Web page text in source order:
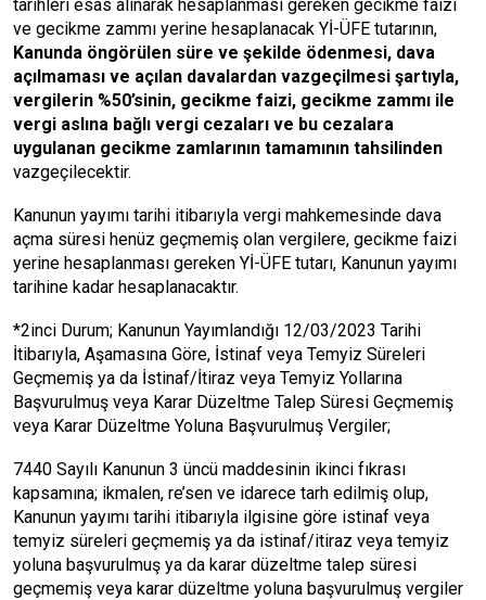
tarihleri esas alınarak hesaplanması gereken gecikme faizi
ve gecikme zammı yerine hesaplanacak Yİ-ÜFE tutarının,
Kanunda öngörülen süre ve şekilde ödenmesi, dava
açılmaması ve açılan davalardan vazgeçilmesi şartıyla,
vergilerin %50’sinin, gecikme faizi, gecikme zammı ile
vergi aslına bağlı vergi cezaları ve bu cezalara
uygulanan gecikme zamlarının tamamının tahsilinden
vazgeçilecektir.
Kanunun yayımı tarihi itibarıyla vergi mahkemesinde dava
açma süresi henüz geçmemiş olan vergilere, gecikme faizi
yerine hesaplanması gereken Yİ-ÜFE tutarı, Kanunun yayımı
tarihine kadar hesaplanacaktır.
*2inci Durum; Kanunun Yayımlandığı 12/03/2023 Tarihi
İtibarıyla, Aşamasına Göre, İstinaf veya Temyiz Süreleri
Geçmemiş ya da İstinaf/İtiraz veya Temyiz Yollarına
Başvurulmuş veya Karar Düzeltme Talep Süresi Geçmemiş
veya Karar Düzeltme Yoluna Başvurulmuş Vergiler;
7440 Sayılı Kanunun 3 üncü maddesinin ikinci fıkrası
kapsamına; ikmalen, re’sen ve idarece tarh edilmiş olup,
Kanunun yayımı tarihi itibarıyla ilgisine göre istinaf veya
temyiz süreleri geçmemiş ya da istinaf/itiraz veya temyiz
yoluna başvurulmuş ya da karar düzeltme talep süresi
geçmemiş veya karar düzeltme yoluna başvurulmuş vergiler